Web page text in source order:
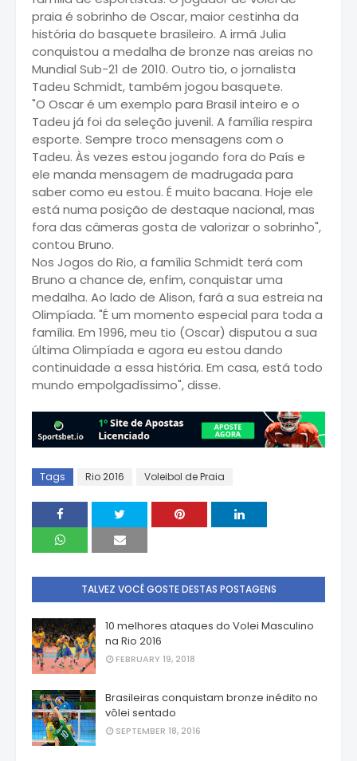
praia é sobrinho de Oscar, maior cestinha da
história do basquete brasileiro. A irmã Julia
conquistou a medalha de bronze nas areias no
Mundial Sub-21 de 2010. Outro tio, o jornalista
Tadeu Schmidt, também jogou basquete.
"O Oscar é um exemplo para Brasil inteiro e o
Tadeu já foi da seleção juvenil. A família respira
esporte. Sempre troco mensagens com o
Tadeu. Às vezes estou jogando fora do País e
ele manda mensagem de madrugada para
saber como eu estou. É muito bacana. Hoje ele
está numa posição de destaque nacional, mas
fora das câmeras gosta de valorizar o sobrinho",
contou Bruno.
Nos Jogos do Rio, a família Schmidt terá com
Bruno a chance de, enfim, conquistar uma
medalha. Ao lado de Alison, fará a sua estreia na
Olimpíada. "É um momento especial para toda a
família. Em 1996, meu tio (Oscar) disputou a sua
última Olimpíada e agora eu estou dando
continuidade a essa história. Em casa, está todo
mundo empolgadíssimo", disse.
Tags Rio 2016 Voleibol de Praia
TALVEZ VOCÊ GOSTE DESTAS POSTAGENS
10 melhores ataques do Volei Masculino
na Rio 2016
FEBRUARY 19, 2018
Brasileiras conquistam bronze inédito no
vôlei sentado
SEPTEMBER 18, 2016